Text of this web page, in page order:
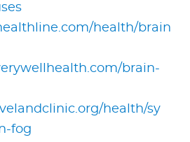
health/brain
brain-
health/sy
fog